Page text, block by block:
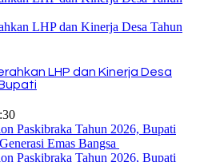
LHP dan Kinerja Desa